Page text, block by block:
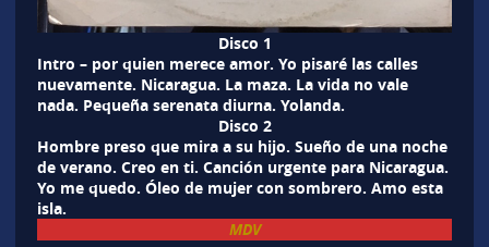
Disco 1
Intro – por quien merece amor. Yo pisaré las calles
nuevamente. Nicaragua. La maza. La vida no vale
nada. Pequeña serenata diurna. Yolanda.
Disco 2
Hombre preso que mira a su hijo. Sueño de una noche
de verano. Creo en ti. Canción urgente para Nicaragua.
Yo me quedo. Óleo de mujer con sombrero. Amo esta
isla.
MDV